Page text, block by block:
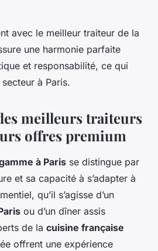
avec le meilleur traiteur de la
une harmonie parfaite
et responsabilité, ce qui
à Paris.
meilleurs traiteurs
offres premium
à Paris se distingue par
et sa capacité à s’adapter à
qu’il s’agisse d’un
ou d’un dîner assis
de la cuisine française
offrent une expérience